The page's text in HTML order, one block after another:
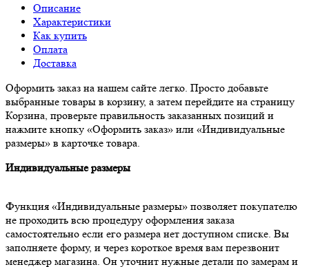
Описание
Характеристики
Как купить
Оплата
Доставка
Оформить заказ на нашем сайте легко. Просто добавьте
выбранные товары в корзину, а затем перейдите на страницу
Корзина, проверьте правильность заказанных позиций и
нажмите кнопку «Оформить заказ» или «Индивидуальные
размеры» в карточке товара.
Индивидуальные размеры
Функция «Индивидуальные размеры» позволяет покупателю
не проходить всю процедуру оформления заказа
самостоятельно если его размера нет доступном списке. Вы
заполняете форму, и через короткое время вам перезвонит
менеджер магазина. Он уточнит нужные детали по замерам и